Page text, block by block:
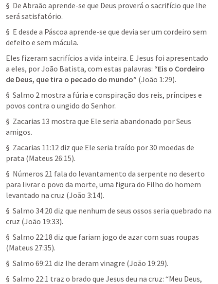
§  De Abraão aprende-se que Deus proverá o sacrifício que lhe
será satisfatório.
§  E desde a Páscoa aprende-se que devia ser um cordeiro sem
defeito e sem mácula.
Eles fizeram sacrifícios a vida inteira. E Jesus foi apresentado
a eles, por João Batista, com estas palavras: “Eis o Cordeiro
de Deus, que tira o pecado do mundo” (João 1:29).
§ Salmo 2 mostra a fúria e conspiração dos reis, príncipes e
povos contra o ungido do Senhor.
§ Zacarias 13 mostra que Ele seria abandonado por Seus
amigos.
§ Zacarias 11:12 diz que Ele seria traído por 30 moedas de
prata (Mateus 26:15).
§ Números 21 fala do levantamento da serpente no deserto
para livrar o povo da morte, uma figura do Filho do homem
levantado na cruz (João 3:14).
§ Salmo 34:20 diz que nenhum de seus ossos seria quebrado na
cruz (João 19:33).
§ Salmo 22:18 diz que fariam jogo de azar com suas roupas
(Mateus 27:35).
§ Salmo 69:21 diz lhe deram vinagre (João 19:29).
§ Salmo 22:1 traz o brado que Jesus deu na cruz: “Meu Deus,